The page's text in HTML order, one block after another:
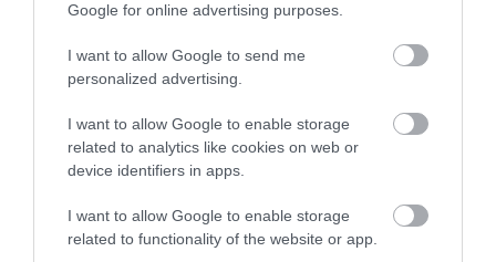
Google for online advertising purposes.
I want to allow Google to send me
personalized advertising.
I want to allow Google to enable storage
related to analytics like cookies on web or
device identifiers in apps.
I want to allow Google to enable storage
related to functionality of the website or app.
Bakonyban Hárskút, Bakonybél, Eplény és Zirc
környéke számít jó választásnak, míg a
Balaton-
felvidékenPécsely térsége is ismert
Cserszegtomaj környékén, illetve Nagykanizsától
északnyugatra, a Bocska melletti erdőkben is
nagyobb állományokra bukkanhatunk. Emellett a
Gerecse vidéke – különösen Pusztamarót térsége –,
Sopron külterületei, a Vértes, Balatonkenese